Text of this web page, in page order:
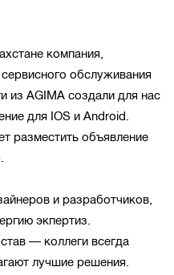
компания,
обслуживания
из AGIMA создали для нас
для IOS и Android.
разместить объявление
и разработчиков,
экпертиз.
— коллеги всегда
лучшие решения.